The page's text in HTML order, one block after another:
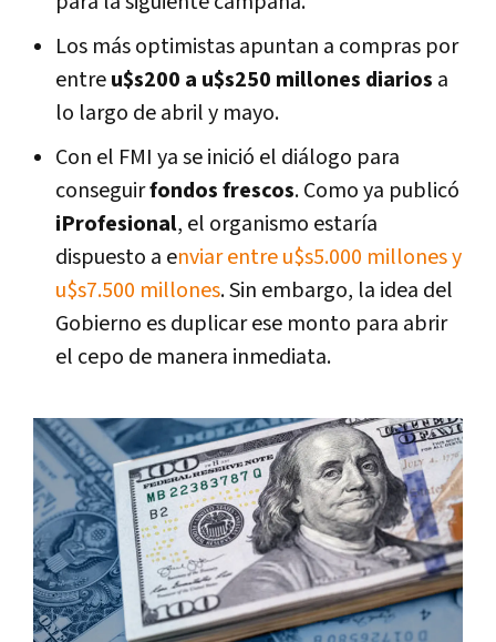
Los más optimistas apuntan a compras por
entreu$s200 a u$s250 millones diarios a
lo largo de abril y mayo.
Con el FMI ya se inició el diálogo para
conseguirfondos frescos. Como ya publicó
iProfesional, el organismo estaría
dispuesto a enviar entre u$s5.000 millones y
u$s7.500 millones. Sin embargo, la idea del
Gobierno es duplicar ese monto para abrir
el cepo de manera inmediata.